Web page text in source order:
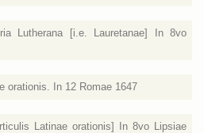
Lutherana [i.e. Lauretanae] In 8vo
orationis. In 12 Romae 1647
Latinae orationis] In 8vo Lipsiae